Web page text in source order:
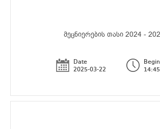
მეცნიერების თასი 2024 -
Date
2025-03-22